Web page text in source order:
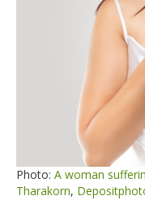
Photo: A woman
Tharakorn,